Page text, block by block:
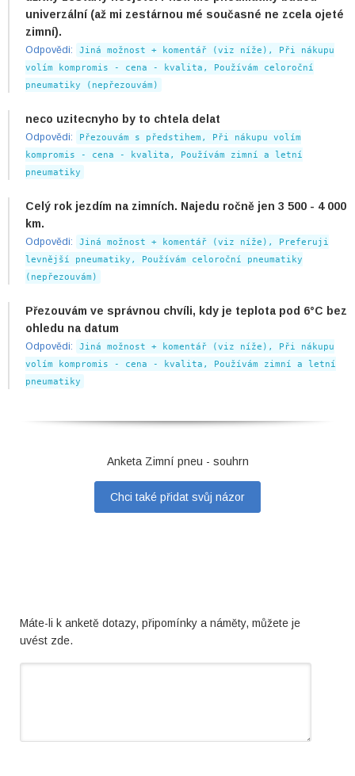
univerzální (až mi zestárnou mé současné ne zcela ojeté
zimní).
Odpovědi:
Jiná možnost + komentář (viz níže), Při nákupu
volím kompromis - cena - kvalita, Používám celoroční
pneumatiky (nepřezouvám)
neco uzitecnyho by to chtela delat
Odpovědi:
Přezouvám s předstihem, Při nákupu volím
kompromis - cena - kvalita, Používám zimní a letní
pneumatiky
Celý rok jezdím na zimních. Najedu ročně jen 3 500 - 4 000
km.
Odpovědi:
Jiná možnost + komentář (viz níže), Preferuji
levnější pneumatiky, Používám celoroční pneumatiky
(nepřezouvám)
Přezouvám ve správnou chvíli, kdy je teplota pod 6°C bez
ohledu na datum
Odpovědi:
Jiná možnost + komentář (viz níže), Při nákupu
volím kompromis - cena - kvalita, Používám zimní a letní
pneumatiky
Anketa Zimní pneu - souhrn
Chci také přidat svůj názor
Máte-li k anketě dotazy, připomínky a náměty, můžete je
uvést zde.